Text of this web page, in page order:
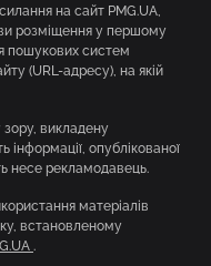
на сайт PMG.UA,
розміщення у першому
пошукових систем
(URL-адресу), на якій
зору, викладену
інформації, опублікованої
несе рекламодавець.
матеріалів
встановленому
.